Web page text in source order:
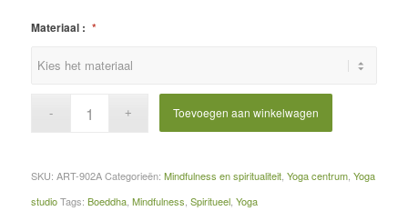
Materiaal : *
Toevoegen aan winkelwagen
SKU: ART-902A Categorieën: Mindfulness en spiritualiteit, Yoga centrum, Yoga
studio Tags: Boeddha, Mindfulness Spiritueel, Yoga